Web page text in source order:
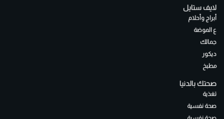
لايف ستايل
أبراج وأحلام
ع الموضة
جمالك
ديكور
مطبخ
صحتك بالدنيا
تغذية
صحة نفسية